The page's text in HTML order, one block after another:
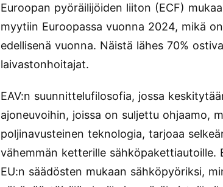
Euroopan pyöräilijöiden liiton (ECF)
myytiin Euroopassa vuonna 2024, mikä
edellisenä vuonna. Näistä lähes 70%
laivastonhoitajat.
EAV:n suunnittelufilosofia, jossa
ajoneuvoihin, joissa on suljettu ohjaamo,
poljinavusteinen teknologia, tarjoaa
vähemmän ketterille sähköpakettiautoille.
EU:n säädösten mukaan sähköpyöriksi,